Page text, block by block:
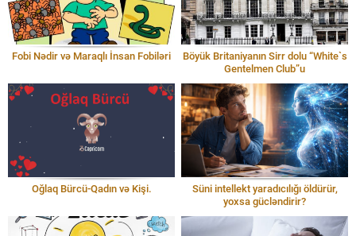
Fobi Nədir və Maraqlı İnsan Fobiləri
Böyük Britaniyanın Sirr dolu “White`s
Gentelmen Club”u
Oğlaq Bürcü-Qadın və Kişi.
Süni intellekt yaradıcılığı öldürür,
yoxsa gücləndirir?